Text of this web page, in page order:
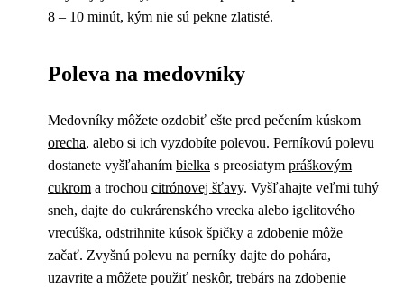
8 – 10 minút, kým nie sú pekne zlatisté.
Poleva na medovníky
Medovníky môžete ozdobiť ešte pred pečením kúskom
orecha, alebo si ich vyzdobíte polevou. Perníkovú polevu
dostanete vyšľahaním bielka s preosiatym práškovým
cukrom a trochou citrónovej šťavy. Vyšľahajte veľmi tuhý
sneh, dajte do cukrárenského vrecka alebo igelitového
vrecúška, odstrihnite kúsok špičky a zdobenie môže
začať. Zvyšnú polevu na perníky dajte do pohára,
uzavrite a môžete použiť neskôr, trebárs na zdobenie